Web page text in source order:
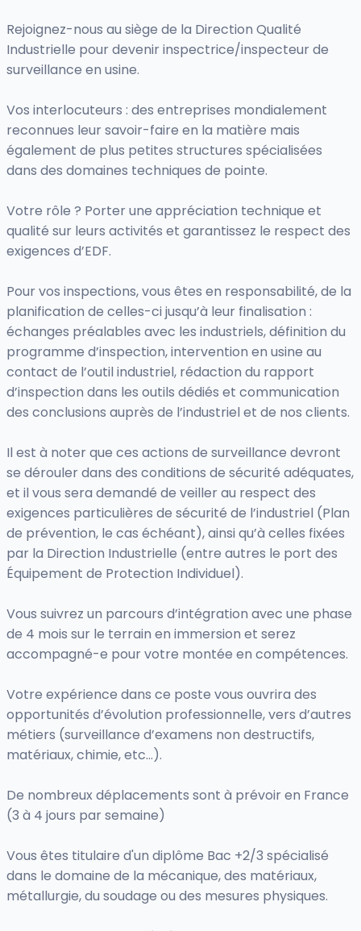
Rejoignez-nous au siège de la Direction Qualité
Industrielle pour devenir inspectrice/inspecteur de
surveillance en usine.
Vos interlocuteurs : des entreprises mondialement
reconnues leur savoir-faire en la matière mais
également de plus petites structures spécialisées
dans des domaines techniques de pointe.
Votre rôle ? Porter une appréciation technique et
qualité sur leurs activités et garantissez le respect des
exigences d’EDF.
Pour vos inspections, vous êtes en responsabilité, de la
planification de celles-ci jusqu’à leur finalisation :
échanges préalables avec les industriels, définition du
programme d’inspection, intervention en usine au
contact de l’outil industriel, rédaction du rapport
d’inspection dans les outils dédiés et communication
des conclusions auprès de l’industriel et de nos clients.
Il est à noter que ces actions de surveillance devront
se dérouler dans des conditions de sécurité adéquates,
et il vous sera demandé de veiller au respect des
exigences particulières de sécurité de l’industriel (Plan
de prévention, le cas échéant), ainsi qu’à celles fixées
par la Direction Industrielle (entre autres le port des
Équipement de Protection Individuel).
Vous suivrez un parcours d’intégration avec une phase
de 4 mois sur le terrain en immersion et serez
accompagné-e pour votre montée en compétences.
Votre expérience dans ce poste vous ouvrira des
opportunités d’évolution professionnelle, vers d’autres
métiers (surveillance d’examens non destructifs,
matériaux, chimie, etc…).
De nombreux déplacements sont à prévoir en France
(3 à 4 jours par semaine)
Vous êtes titulaire d'un diplôme Bac +2/3 spécialisé
dans le domaine de la mécanique, des matériaux,
métallurgie, du soudage ou des mesures physiques.